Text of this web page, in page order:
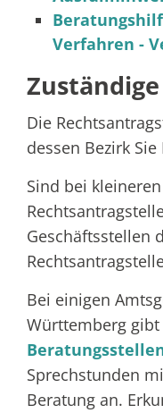
Verfahren -
Die
dessen Bezirk
Sind bei
Geschäftsstellen
Bei einigen
Württemberg gibt
Sprechstunden
Beratung an.